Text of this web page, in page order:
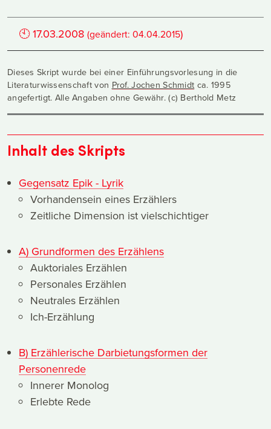
🕙17.03.2008 (geändert:04.04.2015)
Dieses Skript wurde bei einer Einführungsvorlesung in die
Literaturwissenschaft von Prof. Jochen Schmidt ca. 1995
angefertigt. Alle Angaben ohne Gewähr. (c) Berthold Metz
Inhalt des Skripts
Gegensatz Epik - Lyrik
Vorhandensein eines Erzählers
Zeitliche Dimension ist vielschichtiger
A) Grundformen des Erzählens
Auktoriales Erzählen
Personales Erzählen
Neutrales Erzählen
Ich-Erzählung
B) Erzählerische Darbietungsformen der
Personenrede
Innerer Monolog
Erlebte Rede